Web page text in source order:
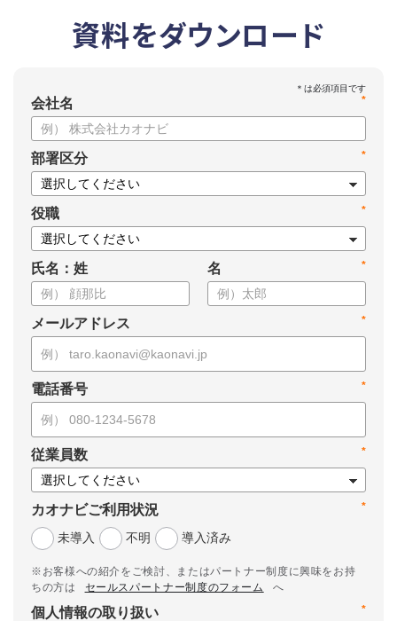
資料をダウンロード
*
会社名
*
部署区分
*
役職
氏名：姓 *
名
*
メールアドレス
*
電話番号
*
従業員数
*
カオナビご利用状況
未導入
不明 導入済み
※お客様への紹介をご検討、またはパートナー制度に興味をお持
ちの方は
セールスパートナー制度のフォーム
へ
*
個人情報の取り扱い